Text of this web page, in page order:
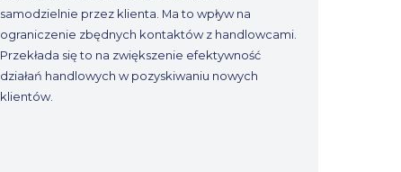
samodzielnie przez klienta. Ma to wpływ na
ograniczenie zbędnych kontaktów z handlowcami.
Przekłada się to na zwiększenie efektywność
działań handlowych w pozyskiwaniu nowych
klientów.